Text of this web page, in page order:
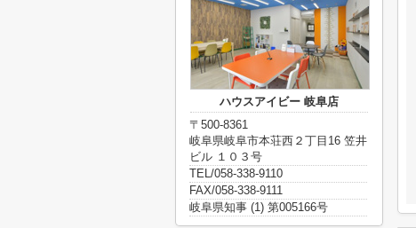
ハウスアイビー 岐阜店
〒500-8361
岐阜県岐阜市本荘西２丁目16 笠井
ビル １０３号
TEL/058-338-9110
FAX/058-338-9111
岐阜県知事 (1) 第005166号